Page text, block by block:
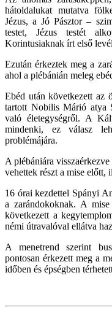
hátoldalukat mutatva
Jézus, a Jó Pásztor –
testet, Jézus testét
Korintusiaknak írt első
Ezután érkeztek meg a
ahol a plébánián meleg
Ebéd után következett az
tartott Nobilis Márió atya
való életegységről. A
mindenki, ez válasz
problémájára.
A plébániára
vehettek részt a mise előtt,
16 órai kezdettel Spányi
a zarándokoknak. A
következett a
némi útravalóval ellátva
A menetrend szerint
pontosan érkezett meg a
időben és épségben